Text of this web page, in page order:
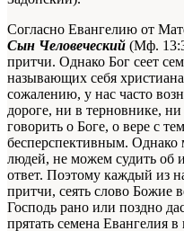
Согласно Евангелию от
Сын Человеческий (Мф.
притчи. Однако Бог сеет
называющих себя
сожалению, у нас часто
дороге, ни в терновнике,
говорить о Боге, о вере с
бесперспективным. Однако
людей, не можем судить об
ответ. Поэтому каждый из
притчи, сеять слово Божие
Господь рано или поздно
прятать семена Евангелия